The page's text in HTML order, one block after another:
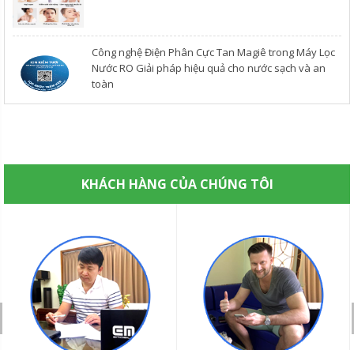
Công nghệ Điện Phân Cực Tan Magiê trong Máy Lọc
Nước RO Giải pháp hiệu quả cho nước sạch và an
toàn
KHÁCH HÀNG CỦA CHÚNG TÔI